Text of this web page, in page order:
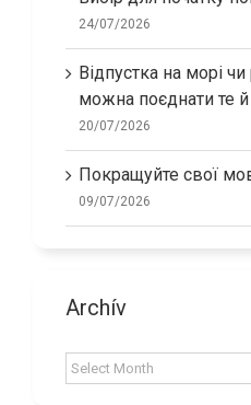
24/07/2026
Відпустка на морі
можна поєднати те
20/07/2026
Покращуйте свої
09/07/2026
Archív
Archív